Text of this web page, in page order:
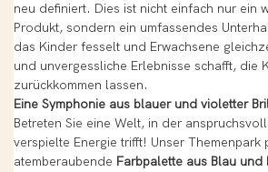
neu definiert. Dies ist nicht einfach nur ein
Produkt, sondern ein umfassendes
das Kinder fesselt und Erwachsene
und unvergessliche Erlebnisse schafft, die
zurückkommen lassen.
Eine Symphonie aus blauer und violetter
Betreten Sie eine Welt, in der
verspielte Energie trifft! Unser Themenpark
atemberaubende Farbpalette aus Blau und